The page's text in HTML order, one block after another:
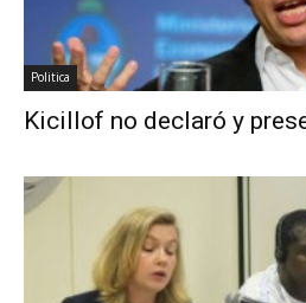
Politica
Kicillof no declaró y